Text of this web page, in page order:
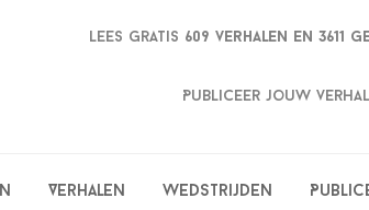
Lees gratis 609 verhalen en 3611
Publiceer jouw
Verhalen Wedstrijden